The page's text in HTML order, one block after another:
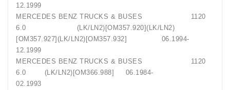
12.1999
MERCEDES BENZ TRUCKS & BUSES 1120
6.0 (LK/LN2)[OM357.920](LK/LN2)
[OM357.927](LK/LN2)[OM357.932] 06.1994-
12.1999
MERCEDES BENZ TRUCKS & BUSES 1120
6.0 (LK/LN2)[OM366.988] 06.1984-
02.1993